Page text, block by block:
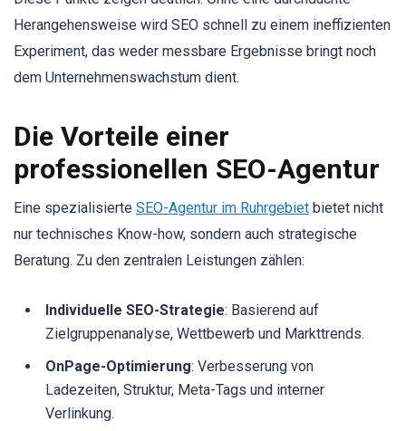
Herangehensweise wird SEO schnell zu einem ineffizienten
Experiment, das weder messbare Ergebnisse bringt noch
dem Unternehmenswachstum dient.
Die Vorteile einer
professionellen SEO-Agentur
Eine spezialisierte SEO-Agentur im Ruhrgebiet bietet nicht
nur technisches Know-how, sondern auch strategische
Beratung. Zu den zentralen Leistungen zählen:
Individuelle SEO-Strategie: Basierend auf
Zielgruppenanalyse, Wettbewerb und Markttrends.
OnPage-Optimierung: Verbesserung von
Ladezeiten, Struktur, Meta-Tags und interner
Verlinkung.